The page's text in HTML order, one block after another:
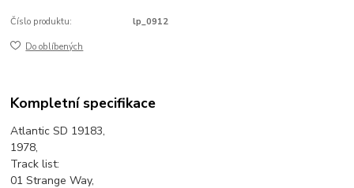
Číslo produktu: lp_0912
Do oblíbených
Kompletní specifikace
Atlantic SD 19183,
1978,
Track list:
01 Strange Way,